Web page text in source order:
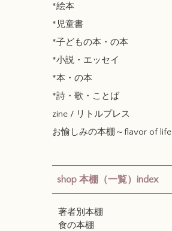
*絵本
*児童書
*子どもの本・の本
*小説・エッセイ
*本・の本
*詩・歌・ことば
zine / リトルプレス
お愉しみの本棚～flavor of life
shop 本棚（一覧）index
著者別本棚
食の本棚